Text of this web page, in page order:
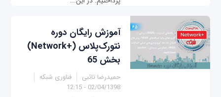
آموزش رایگان دوره
نتورک‌پلاس (+Network)
بخش 65
حمیدرضا تائبی
فناوری شبکه
02/04/1398 - 12:15